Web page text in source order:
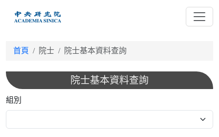
首頁 院士 院士基本資料查詢
院士基本資料查詢
組別